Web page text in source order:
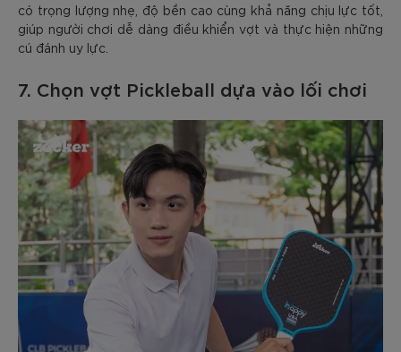
có trọng lượng nhẹ, độ bền cao cùng khả năng chịu lực tốt,
giúp người chơi dễ dàng điều khiển vợt và thực hiện những
cú đánh uy lực.
7. Chọn vợt Pickleball dựa vào lối chơi